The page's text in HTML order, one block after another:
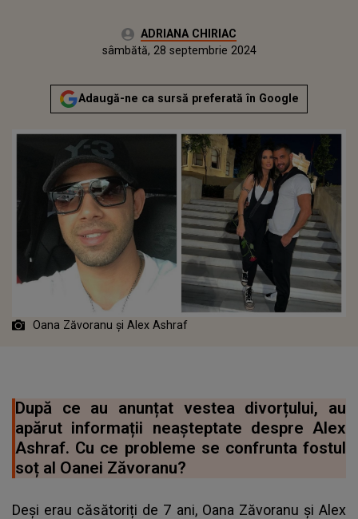
Autor:ADRIANA CHIRIAC
joi, 28 septembrie 2023Actualizat:
sâmbătă, 28 septembrie 2024
Adaugă-ne ca sursă preferată în Google
Oana Zăvoranu și Alex Ashraf
După ce au anunțat vestea divorțului, au
apărut informații neașteptate despre Alex
Ashraf. Cu ce probleme se confrunta fostul
soț al Oanei Zăvoranu?
Deși erau căsătoriți de 7 ani, Oana Zăvoranu și Alex